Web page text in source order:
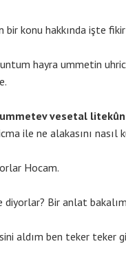
bir konu hakkında işte
hayra ummetin
vesetal
ile ne alakasını nasıl
Hocam.
diyorlar? Bir anlat
aldım ben teker teker